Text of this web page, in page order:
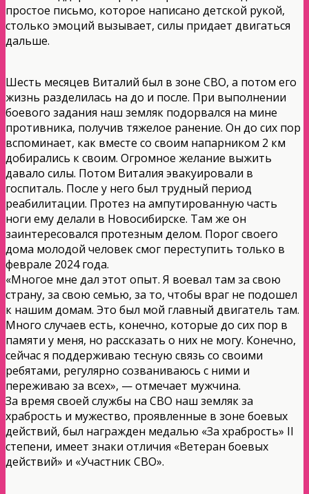
простое письмо, которое написано детской рукой,
столько эмоций вызывает, силы придает двигаться
дальше.
Шесть месяцев Виталий был в зоне СВО, а потом его
жизнь разделилась на до и после. При выполнении
боевого задания наш земляк подорвался на мине
противника, получив тяжелое ранение. Он до сих пор
вспоминает, как вместе со своим напарником 2 км
добирались к своим. Огромное желание выжить
давало силы. Потом Виталия эвакуировали в
госпиталь. После у него был трудный период
реабилитации. Протез на ампутированную часть
ноги ему делали в Новосибирске. Там же он
заинтересовался протезным делом. Порог своего
дома молодой человек смог переступить только в
феврале 2024 года.
«Многое мне дал этот опыт. Я воевал там за свою
страну, за свою семью, за то, чтобы враг не подошел
к нашим домам. Это был мой главный двигатель там.
Много случаев есть, конечно, которые до сих пор в
памяти у меня, но рассказать о них не могу. Конечно,
сейчас я поддерживаю тесную связь со своими
ребятами, регулярно созваниваюсь с ними и
переживаю за всех», — отмечает мужчина.
За время своей службы на СВО наш земляк за
храбрость и мужество, проявленные в зоне боевых
действий, был награжден медалью «За храбрость» II
степени, имеет знаки отличия «Ветеран боевых
действий» и «Участник СВО».